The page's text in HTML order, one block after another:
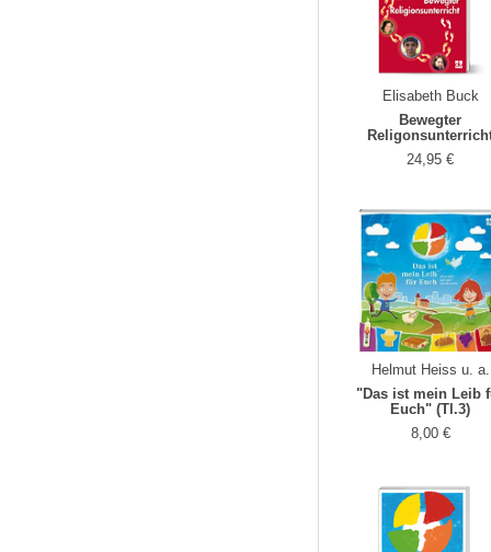
Elisabeth Buck
Bewegter
24,95 €
Helmut Heiss u. a.
"Das ist mein Leib
Euch" (Tl.3)
8,00 €